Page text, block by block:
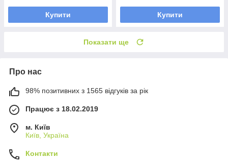
Купити Купити
Показати ще
Про нас
98% позитивних з 1565 відгуків за рік
Працює з 18.02.2019
м. Київ
Київ, Україна
Контакти